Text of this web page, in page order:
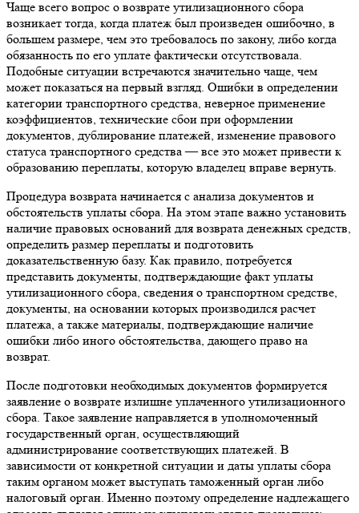
Чаще всего вопрос о возврате утилизационного сбора
возникает тогда, когда платеж был произведен ошибочно, в
большем размере, чем это требовалось по закону, либо когда
обязанность по его уплате фактически отсутствовала.
Подобные ситуации встречаются значительно чаще, чем
может показаться на первый взгляд. Ошибки в определении
категории транспортного средства, неверное применение
коэффициентов, технические сбои при оформлении
документов, дублирование платежей, изменение правового
статуса транспортного средства — все это может привести к
образованию переплаты, которую владелец вправе вернуть.
Процедура возврата начинается с анализа документов и
обстоятельств уплаты сбора. На этом этапе важно установить
наличие правовых оснований для возврата денежных средств,
определить размер переплаты и подготовить
доказательственную базу. Как правило, потребуется
представить документы, подтверждающие факт уплаты
утилизационного сбора, сведения о транспортном средстве,
документы, на основании которых производился расчет
платежа, а также материалы, подтверждающие наличие
ошибки либо иного обстоятельства, дающего право на
возврат.
После подготовки необходимых документов формируется
заявление о возврате излишне уплаченного утилизационного
сбора. Такое заявление направляется в уполномоченный
государственный орган, осуществляющий
администрирование соответствующих платежей. В
зависимости от конкретной ситуации и даты уплаты сбора
таким органом может выступать таможенный орган либо
налоговый орган. Именно поэтому определение надлежащего